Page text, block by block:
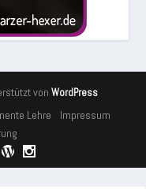
von WordPress
Lehre
Impressum